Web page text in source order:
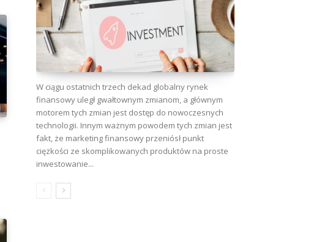
W ciągu ostatnich trzech dekad globalny rynek
finansowy uległ gwałtownym zmianom, a głównym
motorem tych zmian jest dostęp do nowoczesnych
technologii. Innym ważnym powodem tych zmian jest
fakt, że marketing finansowy przeniósł punkt
ciężkości ze skomplikowanych produktów na proste
inwestowanie...